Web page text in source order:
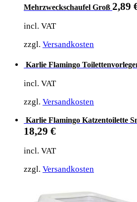
Mehrzweckschaufel Groß 2,89
incl. VAT
zzgl. Versandkosten
Karlie Flamingo
incl. VAT
zzgl. Versandkosten
Karlie Flamingo Katzentoilette
18,29 €
incl. VAT
zzgl. Versandkosten